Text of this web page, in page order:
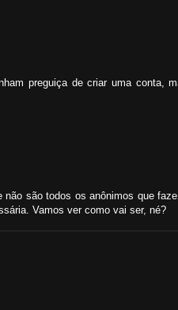
preguiça de criar uma conta,
são todos os anônimos que
Vamos ver como vai ser, né?